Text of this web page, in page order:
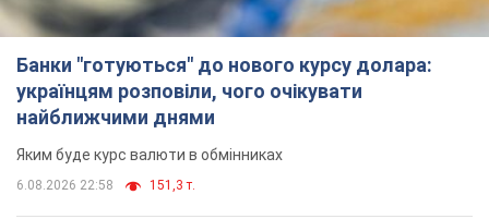
Банки "готуються" до нового курсу долара:
українцям розповіли, чого очікувати
найближчими днями
Яким буде курс валюти в обмінниках
6.08.2026 22:58 151,3 т.